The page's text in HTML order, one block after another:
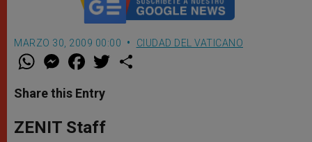
MARZO 30, 2009 00:00 CIUDAD DEL VATICANO
W
t
s
p
p
M
e
s
e
g
e
F
a
e
b
o
k
w
Share this Entry
ZENIT Staff